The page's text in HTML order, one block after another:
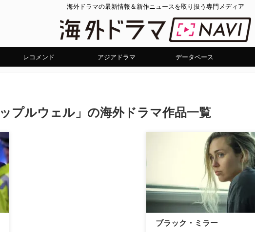
海外ドラマの最新情報＆新作ニュースを取り扱う専門メディア
レコメンド アジアドラマ データベース
プルウェル」の海外ドラマ作品一覧
ブラック・ミラー